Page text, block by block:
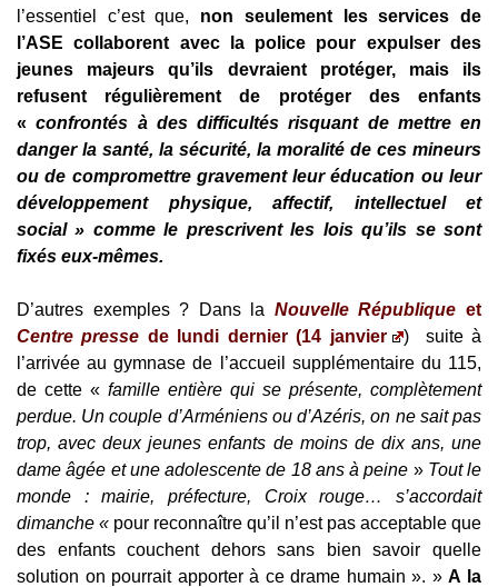
l’essentiel c’est que, non seulement les services de
l’ASE collaborent avec la police pour expulser des
jeunes majeurs qu’ils devraient protéger, mais ils
refusent régulièrement de protéger des enfants
«confrontés à des difficultés risquant de mettre en
danger la santé, la sécurité, la moralité de ces mineurs
ou de compromettre gravement leur éducation ou leur
développement physique, affectif, intellectuel et
social » comme le prescrivent les lois qu’ils se sont
fixés eux-mêmes.
D’autres exemples ? Dans la Nouvelle République et
Centre presse de lundi dernier (14 janvier
) suite à
l’arrivée au gymnase de l’accueil supplémentaire du 115,
de cette « famille entière qui se présente, complètement
perdue. Un couple d’Arméniens ou d’Azéris, on ne sait pas
trop, avec deux jeunes enfants de moins de dix ans, une
dame âgée et une adolescente de 18 ans à peine »Tout le
monde : mairie, préfecture, Croix rouge… s’accordait
dimanche « pour reconnaître qu’il n’est pas acceptable que
des enfants couchent dehors sans bien savoir quelle
solution on pourrait apporter à ce drame humain ». »A la